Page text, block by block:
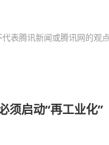
表腾讯新闻或腾讯网的观点
须启动“再工业化”